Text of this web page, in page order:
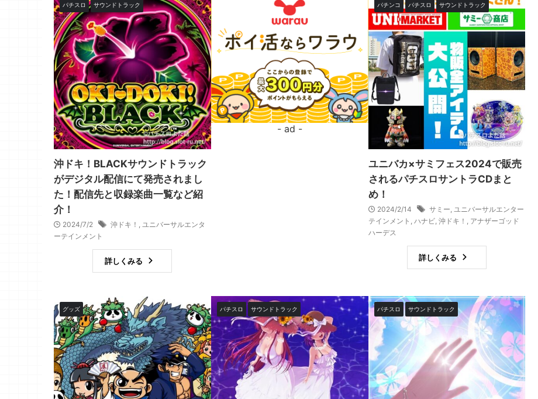
パチスロ サウンドトラック
沖ドキ！BLACKサウンドトラック
がデジタル配信にて発売されまし
た！配信先と収録楽曲一覧など紹
介！
2024/7/2 沖ドキ！
ユニバーサルエンタ
ーテインメント
詳しくみる
パチンコ パチスロ サウンドトラック
ユニバカ×サミフェス2024で販売
されるパチスロサントラCDまと
め！
2024/2/14 サミー ユニバーサルエンター
テインメント ハナビ, 沖ドキ！
アナザーゴッド
ハーデス
詳しくみる
グッズ パチスロ サウンドトラック パチスロ サウンドトラック